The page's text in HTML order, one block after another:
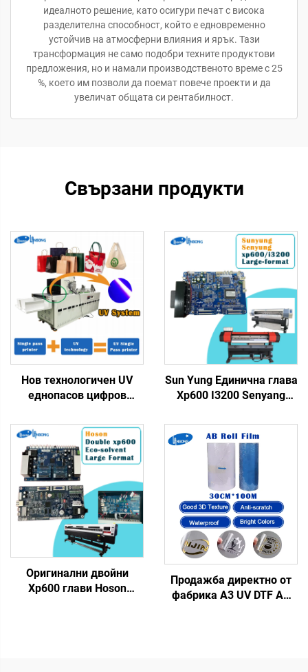
идеалното решение, като осигури печат с висока
разделителна способност, който е едновременно
устойчив на атмосферни влияния и ярък. Тази
трансформация не само подобри техните продуктови
предложения, но и намали производственото време с 25
%, което им позволи да поемат повече проекти и да
увеличат общата си рентабилност.
Свързани продукти
Нов технологичен UV
еднопасов цифров
пластмасови торбички,
подаръчни торби,
пластмасови кутии,
хартия за изкуство,
брошури, списания с
еднопасов печат
Sun Yung Единична глава
Xp600 I3200 Senyang
Материнска платка
Каретка Платка за
струйни големи
форматни принтери Еко
разтворител UV мастило
Оригинални двойни
Xp600 глави Hoson
Продажба директно от
фабрика A3 UV DTF AB